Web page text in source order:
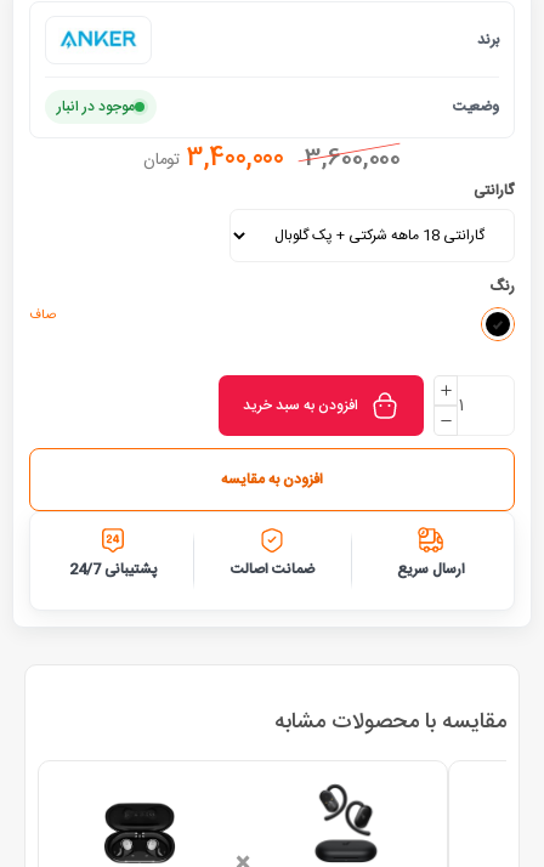
برند
وضعیت موجود در انبار
3,600,000
3,400,000 تومان
گارانتی
رنگ
صاف
افزودن به سبد خرید
افزودن به مقایسه
ارسال سریع ضمانت اصالت پشتیبانی 24/7
مقایسه با محصولات مشابه